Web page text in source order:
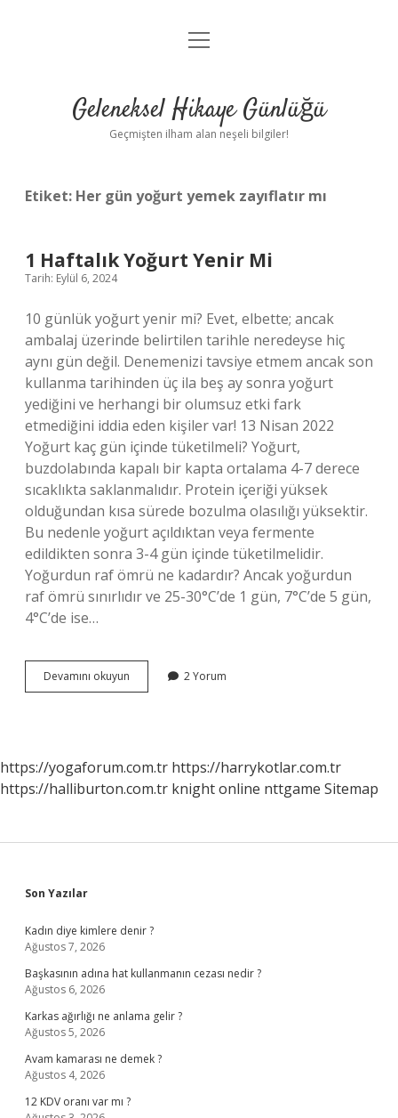
Anasayfa
Yasal Uyarı
menüyü
Geleneksel Hikaye Günlüğü
Geçmişten ilham alan neşeli bilgiler!
Etiket: Her gün yoğurt yemek zayıflatır mı
1 Haftalık Yoğurt Yenir Mi
Tarih: Eylül 6, 2024
10 günlük yoğurt yenir mi? Evet, elbette; ancak
ambalaj üzerinde belirtilen tarihle neredeyse hiç
aynı gün değil. Denemenizi tavsiye etmem ancak son
kullanma tarihinden üç ila beş ay sonra yoğurt
yediğini ve herhangi bir olumsuz etki fark
etmediğini iddia eden kişiler var! 13 Nisan 2022
Yoğurt kaç gün içinde tüketilmeli? Yoğurt,
buzdolabında kapalı bir kapta ortalama 4-7 derece
sıcaklıkta saklanmalıdır. Protein içeriği yüksek
olduğundan kısa sürede bozulma olasılığı yüksektir.
Bu nedenle yoğurt açıldıktan veya fermente
edildikten sonra 3-4 gün içinde tüketilmelidir.
Yoğurdun raf ömrü ne kadardır? Ancak yoğurdun
raf ömrü sınırlıdır ve 25-30°C’de 1 gün, 7°C’de 5 gün,
4°C’de ise…
Devamını okuyun
Haftalık
2 Yorum
https://yogaforum.com.tr https://harrykotlar.com.tr
https://halliburton.com.tr knight online nttgame Sitemap
Sidebar
Son Yazılar
Kadın diye kimlere denir ?
Ağustos 7, 2026
Başkasının adına hat kullanmanın cezası nedir ?
Ağustos 6, 2026
Karkas ağırlığı ne anlama gelir ?
Ağustos 5, 2026
Avam kamarası ne demek ?
Ağustos 4, 2026
12 KDV oranı var mı ?